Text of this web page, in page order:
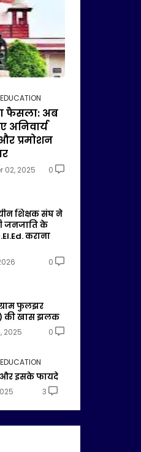
EDUCATION
फैसला: अब
अनिवार्य
प्रमोशन
02, 2025 0
शिक्षक संघ ने
जनजाति के
कराना
0
फुलझर
की खास झलक
2025 0
EDUCATION
और इसके फायदे
3